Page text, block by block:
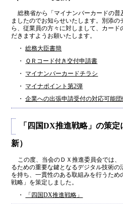
総務省から「マイナンバーカードの
ましたのでお知らせいたします。別添
ら、従業員の方々に対しまして、カー
だきますようお願いたします。
・総務大臣書簡
・
ＱＲコード付き交付申請書
・ マイナンバーカードチラシ
・ マイナポイント第2弾
・企業への出張申請受付の対応可能
「四国DX推進戦略」の策定
新）
この度、当会のＤＸ推進委員会では
るための重要な鍵となるデジタル技術
を持ち、一貫性のある取組みを行うた
戦略」を策定しました。
・
「四国DX推進戦略」